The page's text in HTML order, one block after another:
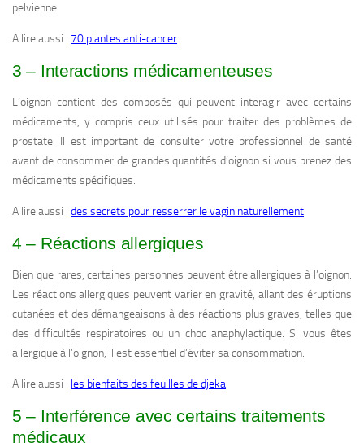
pelvienne.
A lire aussi : 70 plantes anti-cancer
3 – Interactions médicamenteuses
L’oignon contient des composés qui peuvent interagir avec certains
médicaments, y compris ceux utilisés pour traiter des problèmes de
prostate. Il est important de consulter votre professionnel de santé
avant de consommer de grandes quantités d’oignon si vous prenez des
médicaments spécifiques.
A lire aussi : des secrets pour resserrer le vagin naturellement
4 – Réactions allergiques
Bien que rares, certaines personnes peuvent être allergiques à l’oignon.
Les réactions allergiques peuvent varier en gravité, allant des éruptions
cutanées et des démangeaisons à des réactions plus graves, telles que
des difficultés respiratoires ou un choc anaphylactique. Si vous êtes
allergique à l’oignon, il est essentiel d’éviter sa consommation.
A lire aussi : les bienfaits des feuilles de djeka
5 – Interférence avec certains traitements
médicaux